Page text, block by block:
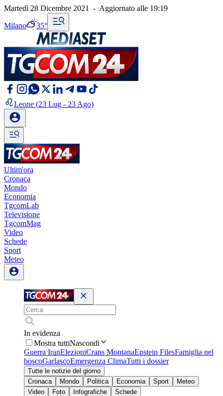
Martedì 28 Dicembre 2021 - Aggiornato alle 19:19
Milano 35°
Leone (23 Lug - 23 Ago)
Ultim'ora
Cronaca
Mondo
Economia
TgcomLab
Televisione
TgcomMag
Video
Schede
Sport
Meteo
In evidenza
Mostra tuttiNascondi
Guerra IranElezioniCrans MontanaEpstein FilesFamiglia nel
boscoGarlascoEmergenza ClimaTutti i dossier
Tutte le notizie del giorno
Cronaca
Mondo Politica Economia Sport
Meteo
Video
Foto Infografiche
Schede